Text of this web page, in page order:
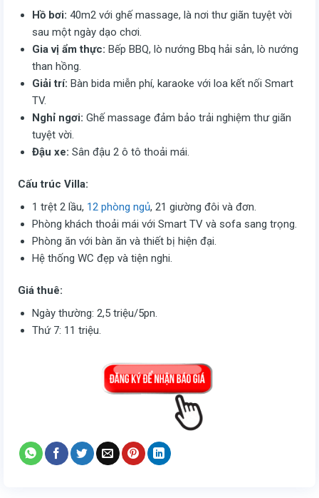
Hồ bơi: 40m2 với ghế massage, là nơi thư giãn tuyệt vời
sau một ngày dạo chơi.
Gia vị ẩm thực: Bếp BBQ, lò nướng Bbq hải sản, lò nướng
than hồng.
Giải trí: Bàn bida miễn phí, karaoke với loa kết nối Smart
TV.
Nghỉ ngơi: Ghế massage đảm bảo trải nghiệm thư giãn
tuyệt vời.
Đậu xe: Sân đậu 2 ô tô thoải mái.
Cấu trúc Villa:
1 trệt 2 lầu, 12 phòng ngủ, 21 giường đôi và đơn.
Phòng khách thoải mái với Smart TV và sofa sang trọng.
Phòng ăn với bàn ăn và thiết bị hiện đại.
Hệ thống WC đẹp và tiện nghi.
Giá thuê:
Ngày thường: 2,5 triệu/5pn.
Thứ 7: 11 triệu.